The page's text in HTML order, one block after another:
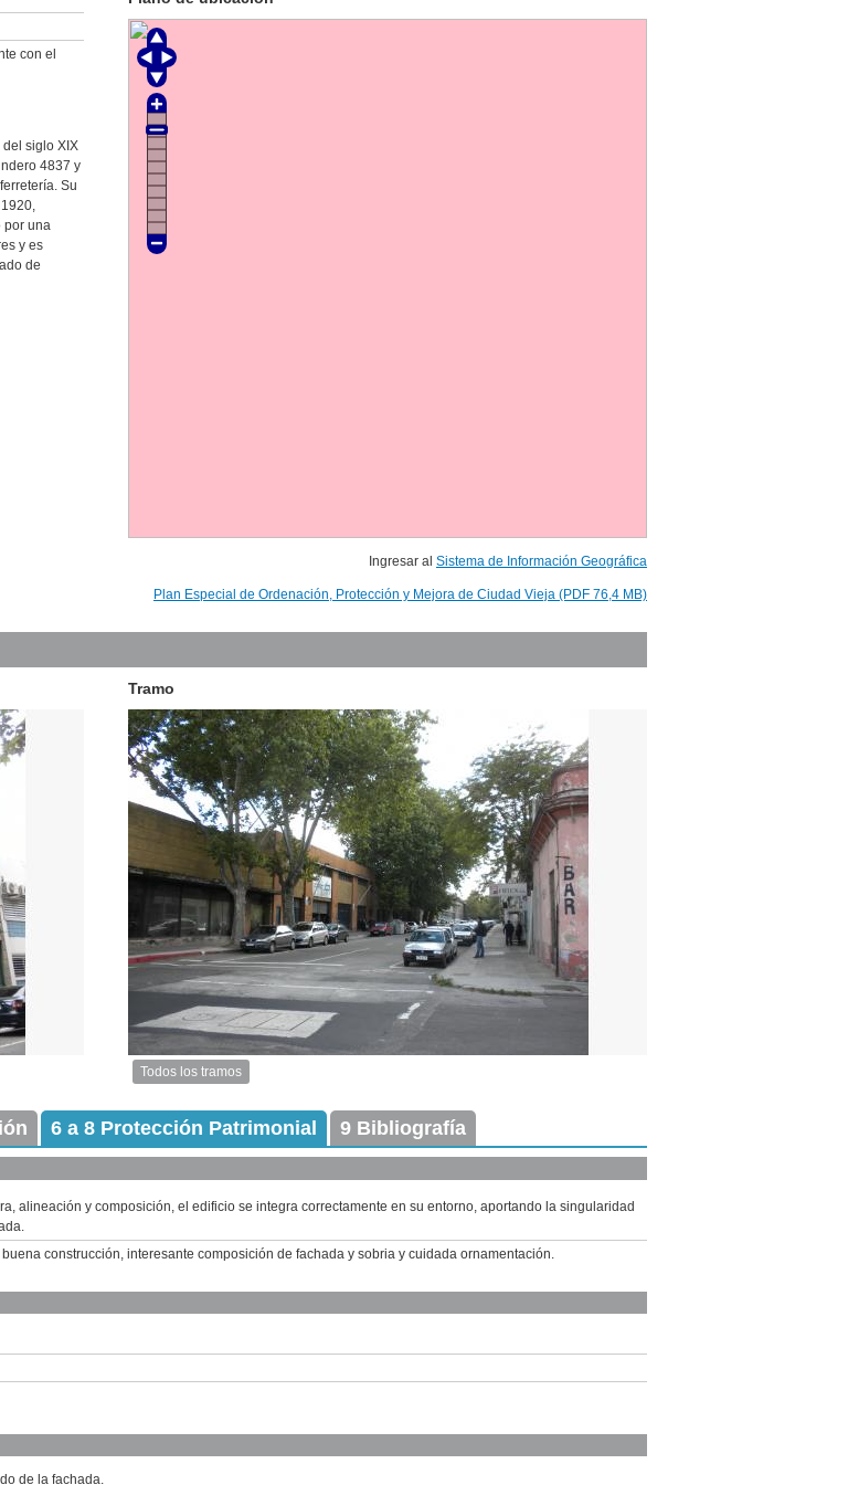
con el
siglo XIX
4837 y
Su
por una
y es
de
Ingresar al Sistema de Información Geográfica
Plan Especial de Ordenación, Protección y Mejora de Ciudad Vieja (PDF 76,4 MB)
Tramo
Imagen
tramo:
(CL
1)
tamaño
original
Todos los tramos
Descarga tamaño completo
Anterior Pausa Siguiente
6 a 8 Protección Patrimonial 9 Bibliografía
alineación y composición, el edificio se integra correctamente en su entorno, aportando la singularidad
construcción, interesante composición de fachada y sobria y cuidada ornamentación.
de la fachada.